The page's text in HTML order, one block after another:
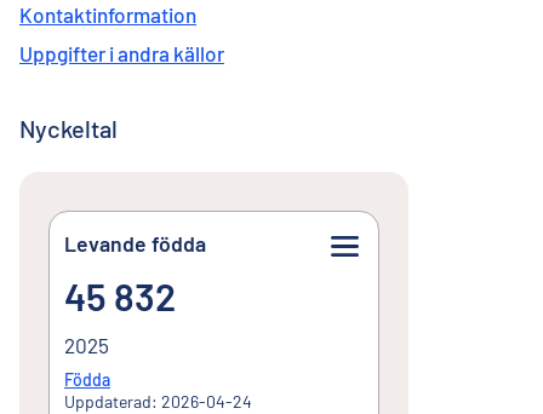
Kontaktinformation
Uppgifter i andra källor
Nyckeltal
Levande födda
45 832
45 832
2025
Födda
Uppdaterad: 2026-04-24